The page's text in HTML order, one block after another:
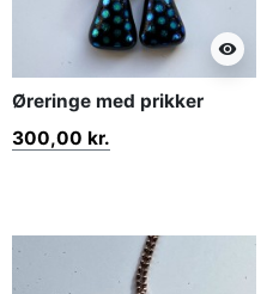
visibility
Øreringe med prikker
300,00 kr.